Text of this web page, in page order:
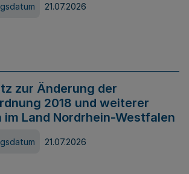
21.07.2026
zur Änderung der
2018 und weiterer
Land Nordrhein-Westfalen
21.07.2026